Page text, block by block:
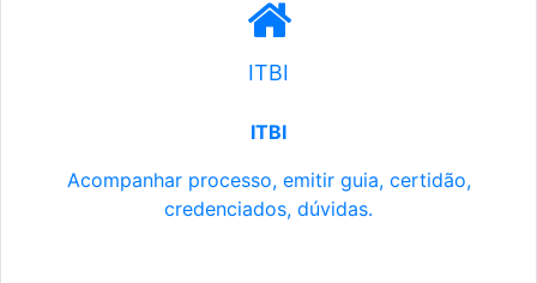
ITBI
ITBI
Acompanhar processo, emitir guia, certidão,
credenciados, dúvidas.